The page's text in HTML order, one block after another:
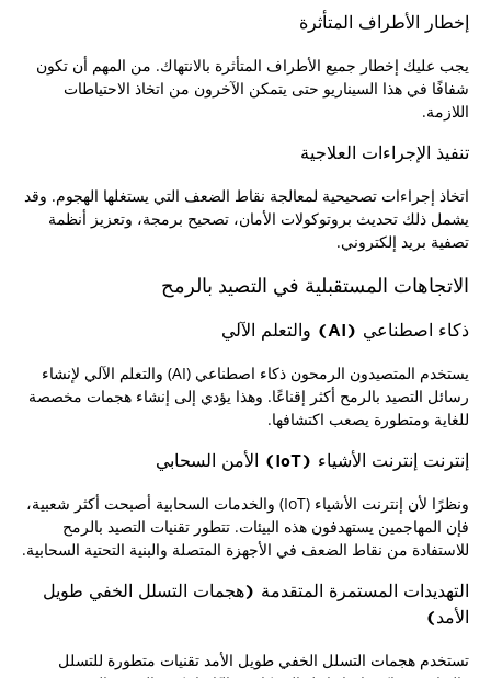
إخطار الأطراف المتأثرة
يجب عليك إخطار جميع الأطراف المتأثرة بالانتهاك. من المهم أن تكون
شفافًا في هذا السيناريو حتى يتمكن الآخرون من اتخاذ الاحتياطات
اللازمة.
تنفيذ الإجراءات العلاجية
اتخاذ إجراءات تصحيحية لمعالجة نقاط الضعف التي يستغلها الهجوم. وقد
يشمل ذلك تحديث بروتوكولات الأمان، تصحيح برمجة، وتعزيز أنظمة
تصفية بريد إلكتروني.
الاتجاهات المستقبلية في التصيد بالرمح
ذكاء اصطناعي (AI) والتعلم الآلي
يستخدم المتصيدون الرمحون ذكاء اصطناعي (AI) والتعلم الآلي لإنشاء
رسائل التصيد بالرمح أكثر إقناعًا. وهذا يؤدي إلى إنشاء هجمات مخصصة
للغاية ومتطورة يصعب اكتشافها.
إنترنت إنترنت الأشياء (IoT) الأمن السحابي
ونظرًا لأن إنترنت الأشياء (IoT) والخدمات السحابية أصبحت أكثر شعبية،
فإن المهاجمين يستهدفون هذه البيئات. تتطور تقنيات التصيد بالرمح
للاستفادة من نقاط الضعف في الأجهزة المتصلة والبنية التحتية السحابية.
التهديدات المستمرة المتقدمة (هجمات التسلل الخفي طويل
الأمد)
تستخدم هجمات التسلل الخفي طويل الأمد تقنيات متطورة للتسلل